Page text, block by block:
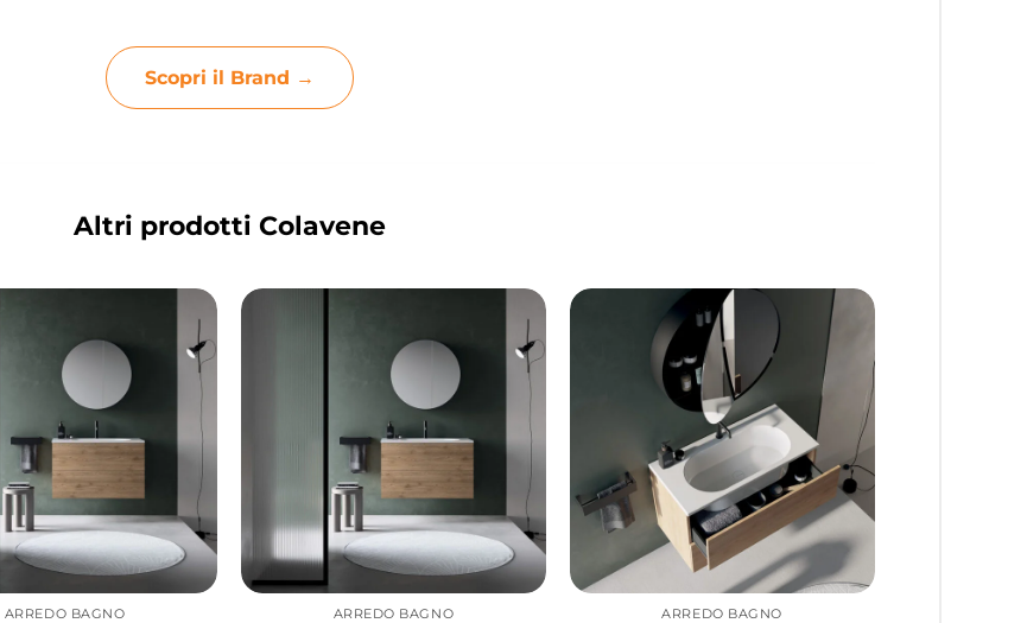
Scopri il Brand →
Altri prodotti Colavene
ARREDO BAGNO ARREDO BAGNO ARREDO BAGNO